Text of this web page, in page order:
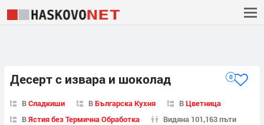
Десерт с извара и шоколад 0
ВСладкиши ВБългарска Кухня В Цветница
ВЯстия без Термична Обработка Видяна 101,163 пъти